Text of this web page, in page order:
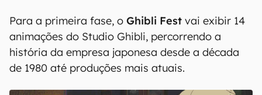
Para a primeira fase, o Ghibli Fest vai exibir 14
animações do Studio Ghibli, percorrendo a
história da empresa japonesa desde a década
de 1980 até produções mais atuais.